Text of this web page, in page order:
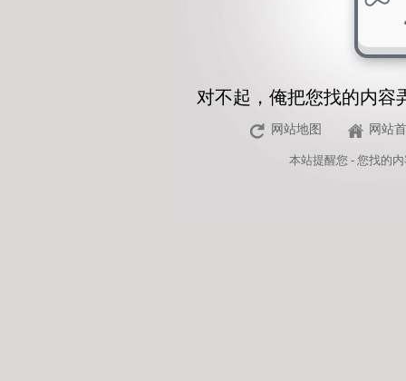
对不起，俺把您找的内容
网站地图 网站
本站提醒您 - 您找的